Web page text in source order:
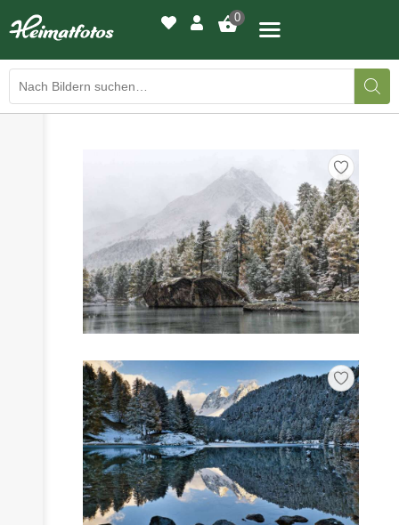
0
DRUCKQUALITÄTEN
LED-LEUCHTBILDER
WIR DRUCKEN IHR BILD
AUSSTELLUNGEN
KONTAKT